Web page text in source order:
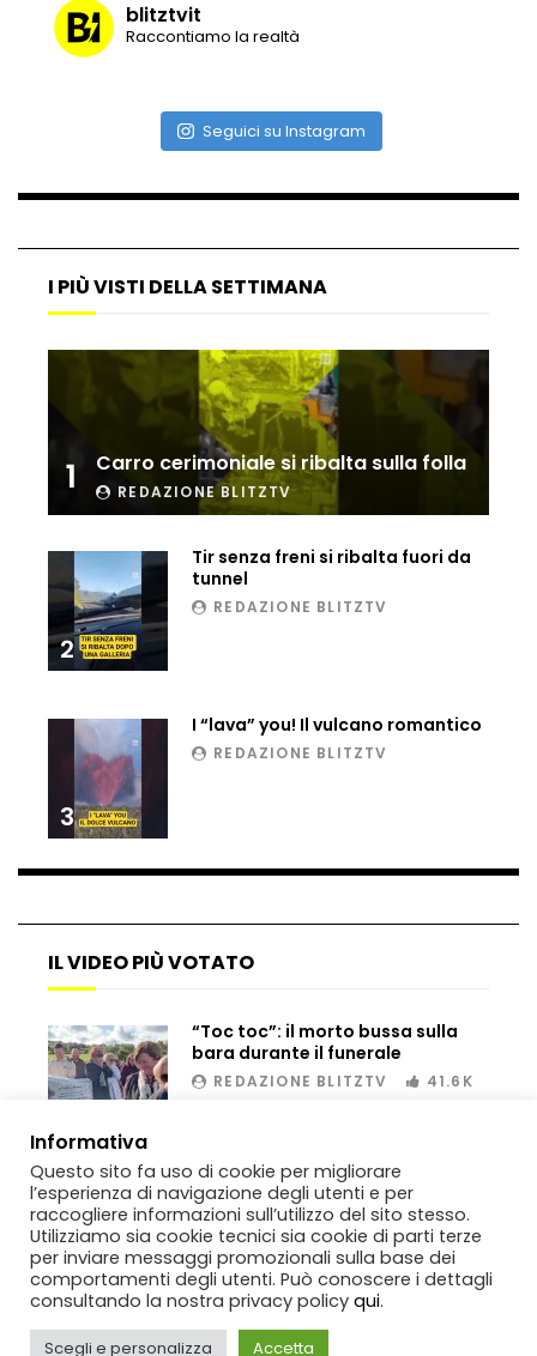
blitztvit
Raccontiamo la realtà
Seguici su Instagram
I PIÙ VISTI DELLA SETTIMANA
1 Carro cerimoniale si ribalta sulla folla
REDAZIONE BLITZTV
2
Tir senza freni si ribalta fuori da
tunnel
REDAZIONE BLITZTV
3
I “lava” you! Il vulcano romantico
REDAZIONE BLITZTV
IL VIDEO PIÙ VOTATO
00:02
“Toc toc”: il morto bussa sulla
bara durante il funerale
REDAZIONE BLITZTV 41.6K
Informativa
Questo sito fa uso di cookie per migliorare
l’esperienza di navigazione degli utenti e per
raccogliere informazioni sull’utilizzo del sito stesso.
Utilizziamo sia cookie tecnici sia cookie di parti terze
per inviare messaggi promozionali sulla base dei
comportamenti degli utenti. Può conoscere i dettagli
consultando la nostra privacy policy qui.
Scegli e personalizza Accetta